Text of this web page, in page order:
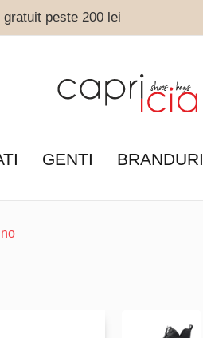
peste 200 lei
GENTI BRANDURI